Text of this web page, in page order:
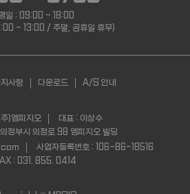
일 : 09:00 - 18:00
- 13:00 / 주말, 공휴일 휴무)
사항 다운로드 A/S 안내
)엠피지오
대표 : 이상수
정부시 의정로 98 엠피지오 빌딩
사업자등록번호 : 106-86-18516
: 031. 855. 0414